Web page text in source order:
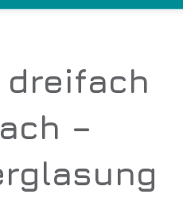
dreifach
–